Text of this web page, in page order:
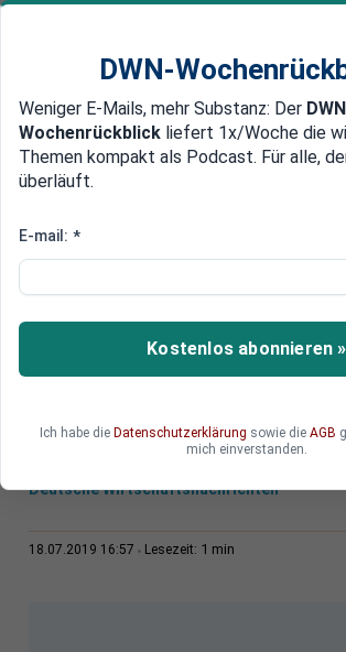
Newsticker MEIN DWN:
Edelmetalle DWN-Magazin
Mit dem Segen der G7
Japan entwickelt
Netzwerk für
Mit Unterstützung der G7
Deutsche Wirtschaftsnachrichten
18.07.2019 16:57 Lesezeit: 1 min
DWN-
Weniger E-Mails, mehr Substanz: Der
Wochenrückblick liefert 1x/Woche die
Themen kompakt als Podcast. Für alle,
überläuft.
E-mail: *
Kostenlos abonnieren »
Ich habe die Datenschutzerklärung sowie die AGB
mich einverstanden.